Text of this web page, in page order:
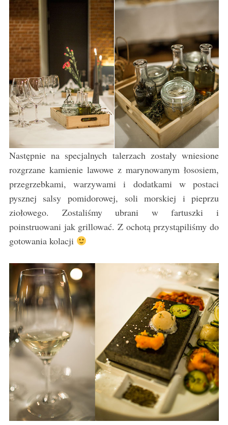
Następnie na specjalnych talerzach zostały wniesione
rozgrzane kamienie lawowe z marynowanym łososiem,
przegrzebkami, warzywami i dodatkami w postaci
pysznej salsy pomidorowej, soli morskiej i pieprzu
ziołowego. Zostaliśmy ubrani w fartuszki i
poinstruowani jak grillować. Z ochotą przystąpiliśmy do
gotowania kolacji